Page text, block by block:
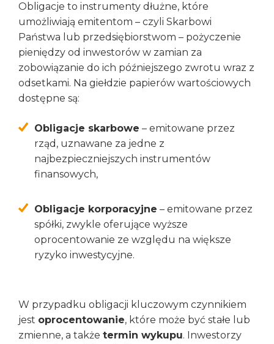
Obligacje to instrumenty dłużne, które
umożliwiają emitentom – czyli Skarbowi
Państwa lub przedsiębiorstwom – pożyczenie
pieniędzy od inwestorów w zamian za
zobowiązanie do ich późniejszego zwrotu wraz z
odsetkami. Na giełdzie papierów wartościowych
dostępne są:
Obligacje skarbowe – emitowane przez
rząd, uznawane za jedne z
najbezpieczniejszych instrumentów
finansowych,
Obligacje korporacyjne – emitowane przez
spółki, zwykle oferujące wyższe
oprocentowanie ze względu na większe
ryzyko inwestycyjne.
W przypadku obligacji kluczowym czynnikiem
jest oprocentowanie, które może być stałe lub
zmienne, a także termin wykupu. Inwestorzy